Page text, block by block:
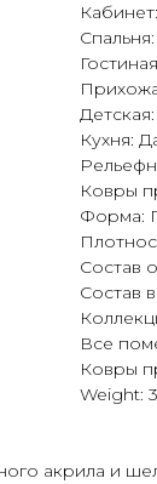
Кухня:
Ковры
Форма:
Состав
Состав
Все
Ковры
Weight:
акрила и